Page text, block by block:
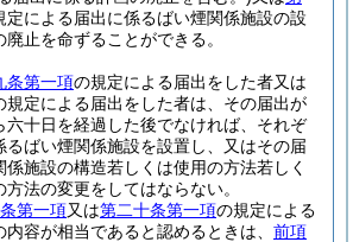
定による届出に係るばい煙関係施設の設
止を命ずることができる。
条第一項の規定による届出をした者又は
規定による届出をした者は、その届出が
六十日を経過した後でなければ、それぞ
るばい煙関係施設を設置し、又はその届
施設の構造若しくは使用の方法若しく
法の変更をしてはならない。
第一項又は第二十条第一項の規定による
容が相当であると認めるときは、 前項